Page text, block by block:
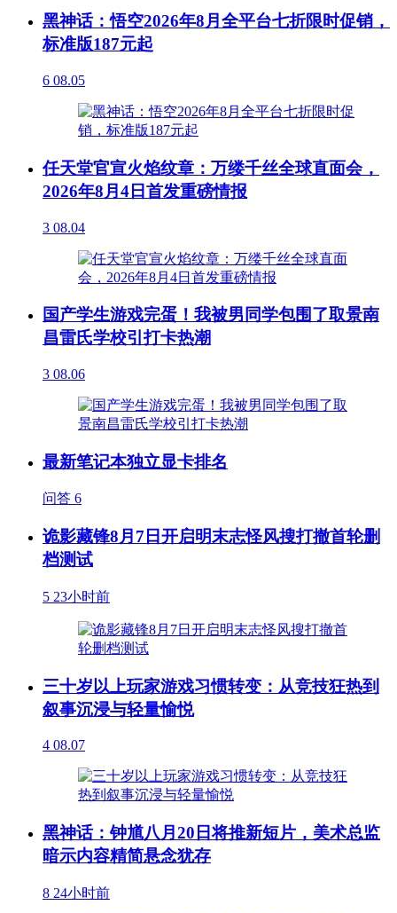
黑神话：悟空2026年8月全平台七折限时促销，
标准版187元起
6 08.05
任天堂官宣火焰纹章：万缕千丝全球直面会，
2026年8月4日首发重磅情报
3 08.04
国产学生游戏完蛋！我被男同学包围了取景南
昌雷氏学校引打卡热潮
3 08.06
最新笔记本独立显卡排名
问答 6
诡影藏锋8月7日开启明末志怪风搜打撤首轮删
档测试
5 23小时前
三十岁以上玩家游戏习惯转变：从竞技狂热到
叙事沉浸与轻量愉悦
4 08.07
黑神话：钟馗八月20日将推新短片，美术总监
暗示内容精简悬念犹存
8 24小时前